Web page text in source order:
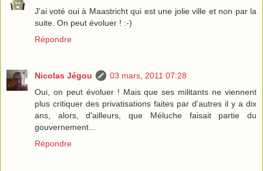
J'ai voté oui à Maastricht qui est une jolie ville et non par la
suite. On peut évoluer ! :-)
Répondre
Nicolas Jégou
03 mars, 2011 07:28
Oui, on peut évoluer ! Mais que ses militants ne viennent
plus critiquer des privatisations faites par d'autres il y a dix
ans, alors, d'ailleurs, que Méluche faisait partie du
gouvernement...
Répondre